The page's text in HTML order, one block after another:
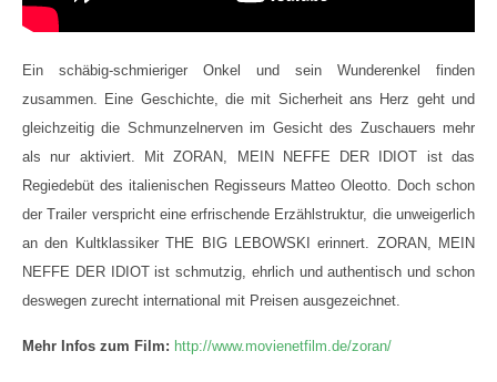
Ein schäbig-schmieriger Onkel und sein Wunderenkel finden
zusammen. Eine Geschichte, die mit Sicherheit ans Herz geht und
gleichzeitig die Schmunzelnerven im Gesicht des Zuschauers mehr
als nur aktiviert.
Mit ZORAN, MEIN NEFFE DER IDIOT ist das
Regiedebüt des italienischen Regisseurs Matteo Oleotto. Doch schon
der Trailer verspricht eine erfrischende Erzählstruktur, die unweigerlich
an den Kultklassiker THE BIG LEBOWSKI erinnert. ZORAN, MEIN
NEFFE DER IDIOT ist schmutzig, ehrlich und authentisch und schon
deswegen zurecht international mit Preisen ausgezeichnet.
Mehr Infos zum Film: http://www.movienetfilm.de/zoran/